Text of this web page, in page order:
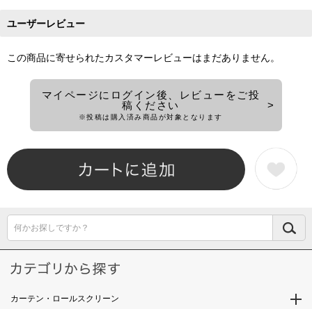
ユーザーレビュー
この商品に寄せられたカスタマーレビューはまだありません。
マイページにログイン後、レビューをご投
稿ください
※投稿は購入済み商品が対象となります
何かお探しですか？
カーテン・ロールスクリーン